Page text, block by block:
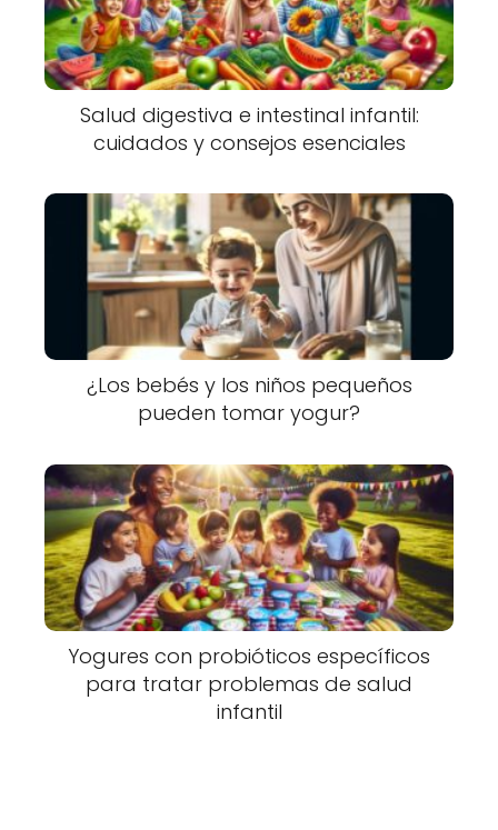
Salud digestiva e intestinal infantil:
cuidados y consejos esenciales
¿Los bebés y los niños pequeños
pueden tomar yogur?
Yogures con probióticos específicos
para tratar problemas de salud
infantil